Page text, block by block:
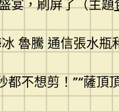
宴，刷屏了（主題
魯騰 通信張水瓶
都不想剪！”“薩